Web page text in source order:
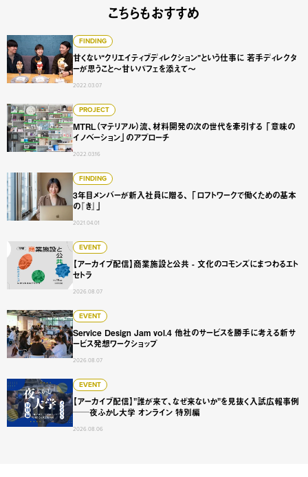
こちらもおすすめ
FINDING
甘くない“クリエイティブディレクション”という仕事に 若手ディレクタ
ーが思うこと〜甘いパフェを添えて〜
2022.03.07
甘くない“クリエイティブディレクション”という仕事に 若
PROJECT
MTRL（マテリアル）流、材料開発の次の世代を牽引する 「意味の
イノベーション」のアプローチ
2022.03.16
MTRL（マテリアル）流、材料開発の次の世代を牽引する
FINDING
3年目メンバーが新入社員に贈る、 「ロフトワークで働くための基本
の『き』」
2021.04.01
3年目メンバーが新入社員に贈る、 「ロフトワークで働くた
EVENT
【アーカイブ配信】商業施設と公共 - 文化のコモンズにまつわるエト
セトラ
2026.08.07
【アーカイブ配信】商業施設と公共 - 文化のコモンズにまつ
EVENT
Service Design Jam vol.4 他社のサービスを勝手に考える新サ
ービス発想ワークショップ
2026.08.07
Service Design Jam vol.4 他社のサービスを勝手に考える
EVENT
【アーカイブ配信】"誰が来て、なぜ来ないか"を見抜く入試広報事例
──夜ふかし大学 オンライン 特別編
2026.08.06
【アーカイブ配信】"誰が来て、なぜ来ないか"を見抜く入